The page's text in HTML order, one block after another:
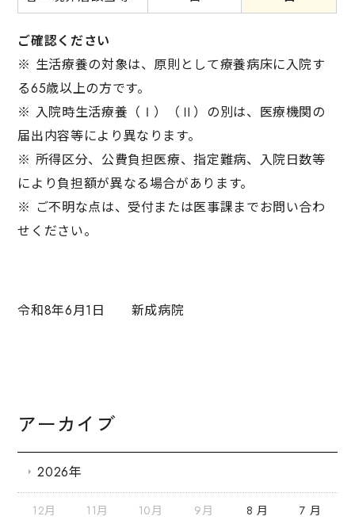
ご確認ください
※ 生活療養の対象は、原則として療養病床に入院す
る65歳以上の方です。
※ 入院時生活療養（Ⅰ）（Ⅱ）の別は、医療機関の
届出内容等により異なります。
※ 所得区分、公費負担医療、指定難病、入院日数等
により負担額が異なる場合があります。
※ ご不明な点は、受付または医事課までお問い合わ
せください。
令和8年6月1日 新成病院
アーカイブ
2026年
12月 11月 10月 9月 8 月 7 月